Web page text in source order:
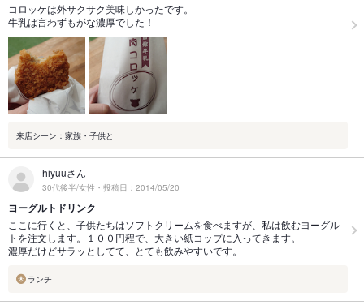
コロッケは外サクサク美味しかったです。
牛乳は言わずもがな濃厚でした！
来店シーン：家族・子供と
hiyuuさん
30代後半/女性・投稿日：2014/05/20
ヨーグルトドリンク
ここに行くと、子供たちはソフトクリームを食べますが、私は飲むヨーグル
トを注文します。１００円程で、大きい紙コップに入ってきます。
濃厚だけどサラッとしてて、とても飲みやすいです。
ランチ